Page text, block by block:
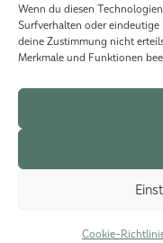
Wenn du diesen
Surfverhalten oder eindeutige
deine Zustimmung nicht
Merkmale und Funktionen
Cookie-
Wir schaffen
Erlebnisse!
©